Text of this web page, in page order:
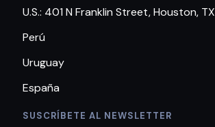
U.S.: 401 N Franklin Street, Houston, TX
Perú
Uruguay
España
SUSCRÍBETE AL NEWSLETTER